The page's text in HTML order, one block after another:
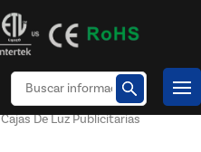
Cajas De Luz Publicitarias